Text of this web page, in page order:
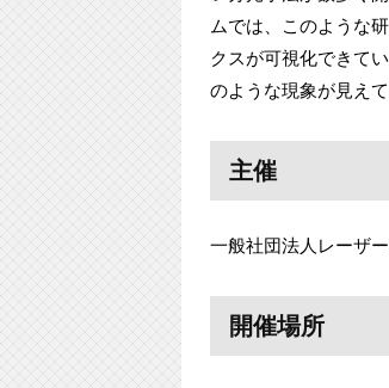
ムでは、このような
クスが可視化できて
のような現象が見え
主催
一般社団法人レーザ
開催場所